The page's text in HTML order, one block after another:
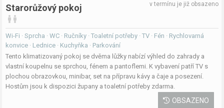
Starorůžový pokoj v termínu je již obsazeno
Wi-Fi · Sprcha · WC · Ručníky · Toaletní potřeby · TV · Fén · Rychlovarná
konvice · Lednice · Kuchyňka · Parkování
Tento klimatizovaný pokoj se dvěma lůžky nabízí výhled do zahrady a
vlastní koupelnu se sprchou, fénem a pantoflemi. K vybavení patří TV s
plochou obrazovkou, minibar, set na přípravu kávy a čaje a posezení.
Hostům jsou k dispozici župany a toaletní potřeby zdarma.
OBSAZENO